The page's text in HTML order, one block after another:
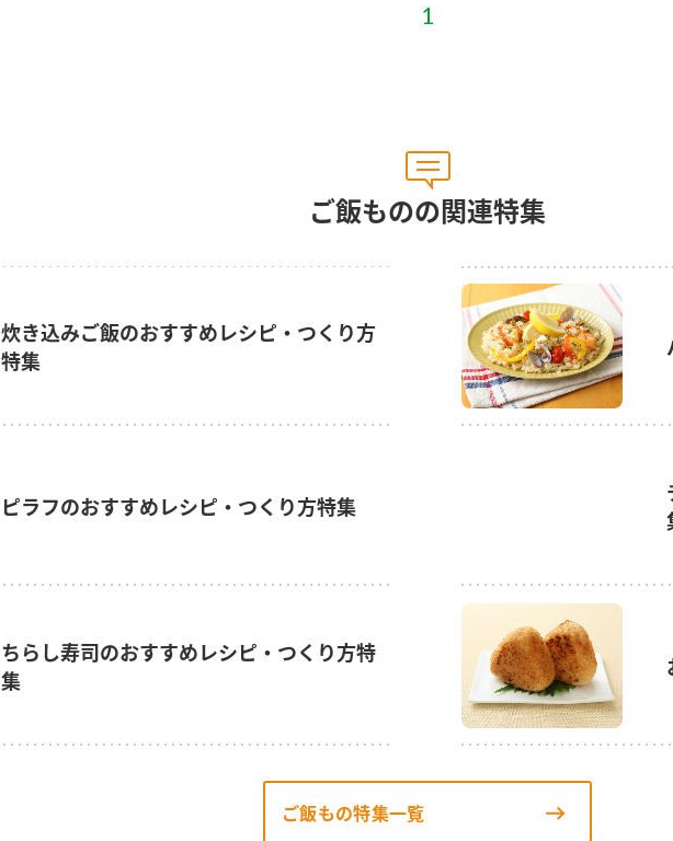
ご飯ものの関連特集
炊き込みご飯のおすすめレシピ・つくり方
特集
ピラフのおすすめレシピ・つくり方特集
ちらし寿司のおすすめレシピ・つくり方特
集
ご飯もの特集一覧